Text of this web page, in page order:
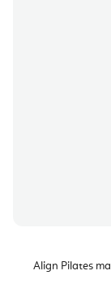
Align Pilates